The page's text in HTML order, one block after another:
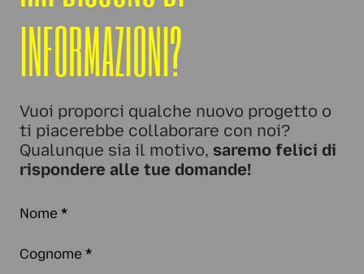
INFORMAZIONI?
Vuoi proporci qualche nuovo progetto o
ti piacerebbe collaborare con noi?
Qualunque sia il motivo, saremo felici di
rispondere alle tue domande!
Nome *
Cognome *